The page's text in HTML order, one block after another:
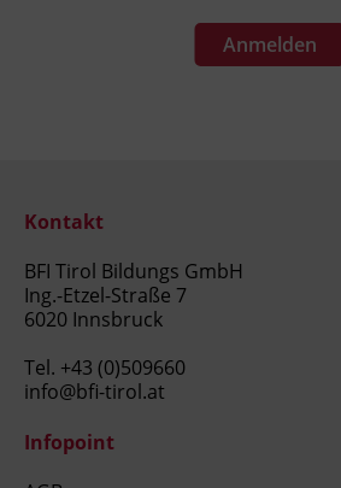
Anmelden
Kontakt
BFI Tirol Bildungs GmbH
Ing.-Etzel-Straße 7
6020 Innsbruck
Tel. +43 (0)509660
info@bfi-tirol.at
Infopoint